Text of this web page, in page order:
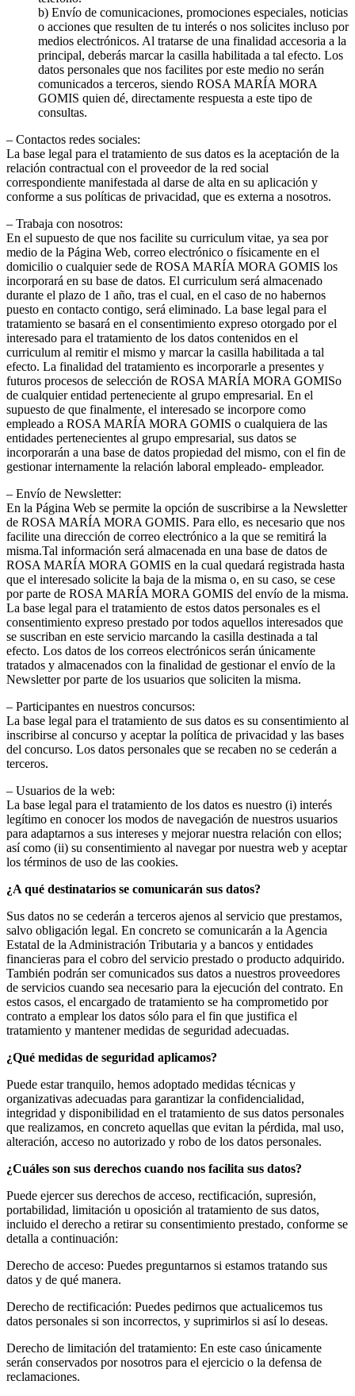
b) Envío de comunicaciones, promociones especiales, noticias
o acciones que resulten de tu interés o nos solicites incluso por
medios electrónicos. Al tratarse de una finalidad accesoria a la
principal, deberás marcar la casilla habilitada a tal efecto. Los
datos personales que nos facilites por este medio no serán
comunicados a terceros, siendo ROSA MARÍA MORA
GOMIS quien dé, directamente respuesta a este tipo de
consultas.
– Contactos redes sociales:
La base legal para el tratamiento de sus datos es la aceptación de la
relación contractual con el proveedor de la red social
correspondiente manifestada al darse de alta en su aplicación y
conforme a sus políticas de privacidad, que es externa a nosotros.
– Trabaja con nosotros:
En el supuesto de que nos facilite su curriculum vitae, ya sea por
medio de la Página Web, correo electrónico o físicamente en el
domicilio o cualquier sede de ROSA MARÍA MORA GOMIS los
incorporará en su base de datos. El curriculum será almacenado
durante el plazo de 1 año, tras el cual, en el caso de no habernos
puesto en contacto contigo, será eliminado. La base legal para el
tratamiento se basará en el consentimiento expreso otorgado por el
interesado para el tratamiento de los datos contenidos en el
curriculum al remitir el mismo y marcar la casilla habilitada a tal
efecto. La finalidad del tratamiento es incorporarle a presentes y
futuros procesos de selección de ROSA MARÍA MORA GOMISo
de cualquier entidad perteneciente al grupo empresarial. En el
supuesto de que finalmente, el interesado se incorpore como
empleado a ROSA MARÍA MORA GOMIS o cualquiera de las
entidades pertenecientes al grupo empresarial, sus datos se
incorporarán a una base de datos propiedad del mismo, con el fin de
gestionar internamente la relación laboral empleado- empleador.
– Envío de Newsletter:
En la Página Web se permite la opción de suscribirse a la Newsletter
de ROSA MARÍA MORA GOMIS. Para ello, es necesario que nos
facilite una dirección de correo electrónico a la que se remitirá la
misma.Tal información será almacenada en una base de datos de
ROSA MARÍA MORA GOMIS en la cual quedará registrada hasta
que el interesado solicite la baja de la misma o, en su caso, se cese
por parte de ROSA MARÍA MORA GOMIS del envío de la misma.
La base legal para el tratamiento de estos datos personales es el
consentimiento expreso prestado por todos aquellos interesados que
se suscriban en este servicio marcando la casilla destinada a tal
efecto. Los datos de los correos electrónicos serán únicamente
tratados y almacenados con la finalidad de gestionar el envío de la
Newsletter por parte de los usuarios que soliciten la misma.
– Participantes en nuestros concursos:
La base legal para el tratamiento de sus datos es su consentimiento al
inscribirse al concurso y aceptar la política de privacidad y las bases
del concurso. Los datos personales que se recaben no se cederán a
terceros.
– Usuarios de la web:
La base legal para el tratamiento de los datos es nuestro (i) interés
legítimo en conocer los modos de navegación de nuestros usuarios
para adaptarnos a sus intereses y mejorar nuestra relación con ellos;
así como (ii) su consentimiento al navegar por nuestra web y aceptar
los términos de uso de las cookies.
¿A qué destinatarios se comunicarán sus datos?
Sus datos no se cederán a terceros ajenos al servicio que prestamos,
salvo obligación legal. En concreto se comunicarán a la Agencia
Estatal de la Administración Tributaria y a bancos y entidades
financieras para el cobro del servicio prestado o producto adquirido.
También podrán ser comunicados sus datos a nuestros proveedores
de servicios cuando sea necesario para la ejecución del contrato. En
estos casos, el encargado de tratamiento se ha comprometido por
contrato a emplear los datos sólo para el fin que justifica el
tratamiento y mantener medidas de seguridad adecuadas.
¿Qué medidas de seguridad aplicamos?
Puede estar tranquilo, hemos adoptado medidas técnicas y
organizativas adecuadas para garantizar la confidencialidad,
integridad y disponibilidad en el tratamiento de sus datos personales
que realizamos, en concreto aquellas que evitan la pérdida, mal uso,
alteración, acceso no autorizado y robo de los datos personales.
¿Cuáles son sus derechos cuando nos facilita sus datos?
Puede ejercer sus derechos de acceso, rectificación, supresión,
portabilidad, limitación u oposición al tratamiento de sus datos,
incluido el derecho a retirar su consentimiento prestado, conforme se
detalla a continuación:
Derecho de acceso: Puedes preguntarnos si estamos tratando sus
datos y de qué manera.
Derecho de rectificación: Puedes pedirnos que actualicemos tus
datos personales si son incorrectos, y suprimirlos si así lo deseas.
Derecho de limitación del tratamiento: En este caso únicamente
serán conservados por nosotros para el ejercicio o la defensa de
reclamaciones.